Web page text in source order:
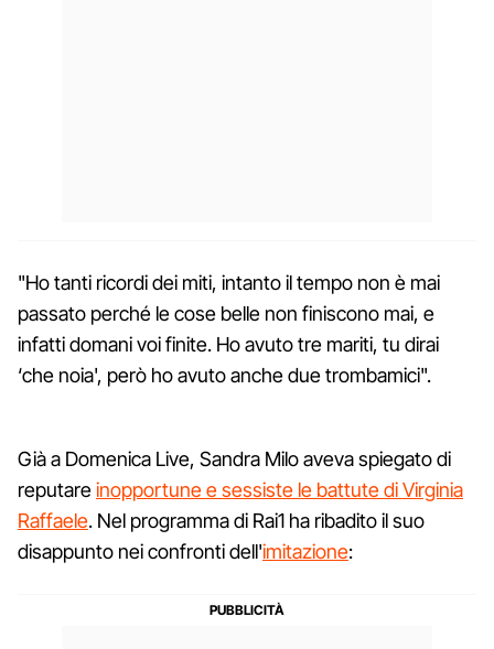
"Ho tanti ricordi dei miti, intanto il tempo non è mai
passato perché le cose belle non finiscono mai, e
infatti domani voi finite. Ho avuto tre mariti, tu dirai
‘che noia', però ho avuto anche due trombamici".
Già a Domenica Live, Sandra Milo aveva spiegato di
reputareinopportune e sessiste le battute di Virginia
Raffaele. Nel programma di Rai1 ha ribadito il suo
disappunto nei confronti dell'imitazione: